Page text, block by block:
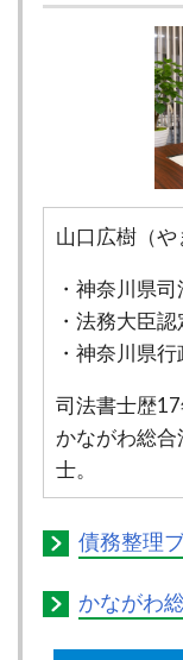
山口広樹（や
・神奈川県
・法務大臣
・神奈川県
司法書士歴17
かながわ総
士。
債務整理
かながわ